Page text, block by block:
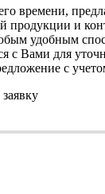
времени,
продукции и
удобным
с Вами для
с